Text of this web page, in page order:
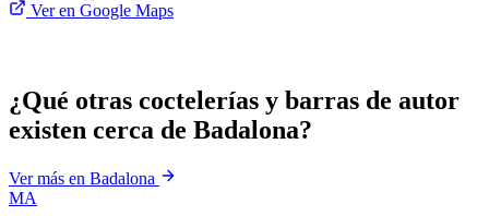
Ver en Google Maps
¿Qué otras coctelerías y barras de autor
existen cerca de Badalona?
Ver más en Badalona
MA